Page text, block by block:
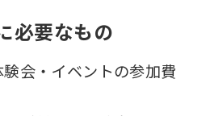
必要なもの
会・イベントの参加費
translation.
The